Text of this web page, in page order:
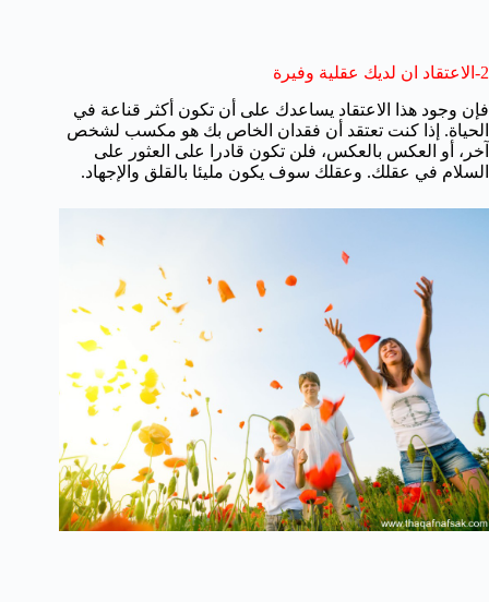
2-الاعتقاد ان لديك عقلية وفيرة
فإن وجود هذا الاعتقاد يساعدك على أن تكون أكثر قناعة في
الحياة. إذا كنت تعتقد أن فقدان الخاص بك هو مكسب لشخص
آخر، أو العكس بالعكس، فلن تكون قادرا على العثور على
السلام في عقلك. وعقلك سوف يكون مليئا بالقلق والإجهاد.